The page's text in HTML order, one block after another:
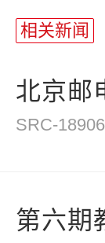
相关新闻
北京邮
SRC-
第六期